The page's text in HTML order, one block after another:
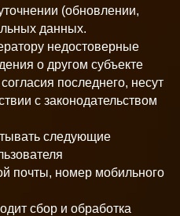
(обновлении,
данных.
недостоверные
о другом субъекте
последнего, несут
с законодательством
следующие
почты, номер мобильного
сбор и обработка